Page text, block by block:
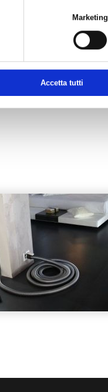
Marketing
Accetta tutti
nei settori: